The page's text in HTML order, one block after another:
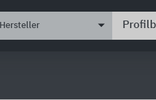
Hersteller